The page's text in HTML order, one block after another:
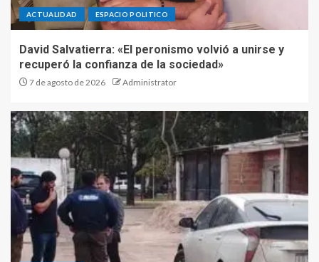
ACTUALIDAD ESPACIO POLITICO
David Salvatierra: «El peronismo volvió a unirse y
recuperó la confianza de la sociedad»
7 de agosto de 2026 Administrator